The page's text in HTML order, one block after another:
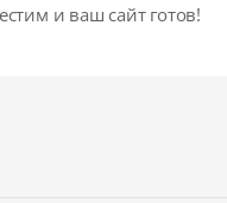
и ваш сайт готов!